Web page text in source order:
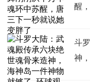
醒
斗
神